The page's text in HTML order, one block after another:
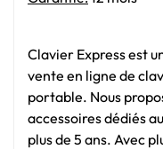
Clavier Express est
vente en ligne de
portable. Nous
accessoires dédiés
plus de 5 ans. Avec